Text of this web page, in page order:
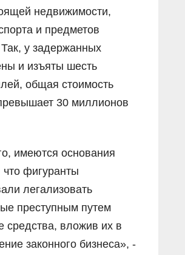
недвижимости,
и предметов
у задержанных
и изъяты шесть
общая стоимость
30 миллионов
имеются основания
что фигуранты
легализовать
преступным путем
средства, вложив их в
законного бизнеса», -